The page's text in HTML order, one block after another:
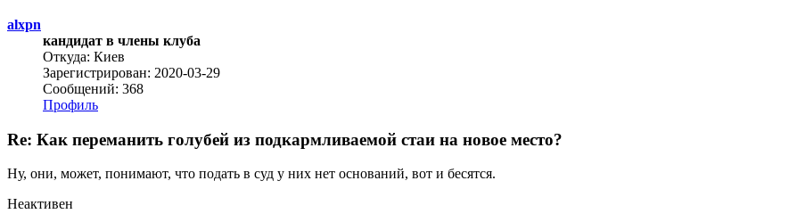
alxpn
кандидат в члены клуба
Откуда: Киев
Зарегистрирован: 2020-03-29
Сообщений: 368
Профиль
Re: Как переманить голубей из подкармливаемой стаи на новое место?
Ну, они, может, понимают, что подать в суд у них нет оснований, вот и бесятся.
Неактивен